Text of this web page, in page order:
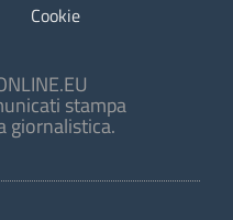
Cookie
stampa
giornalistica.